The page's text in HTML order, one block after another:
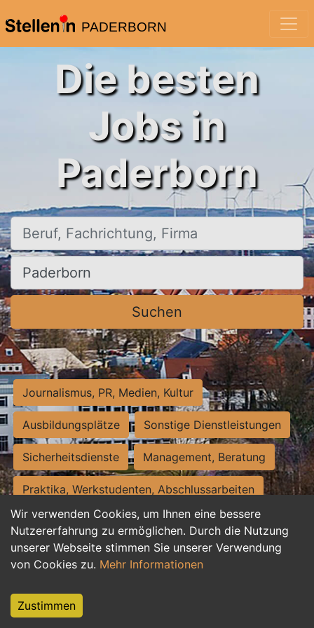
PADERBORN
Wir verwenden Cookies, um Ihnen eine bessere
Nutzererfahrung zu ermöglichen. Durch die Nutzung
unserer Webseite stimmen Sie unserer Verwendung
von Cookies zu. Mehr Informationen
Zustimmen
Die besten
Jobs in
Paderborn
Beruf, Fachrichtung, Firma
Ort, Stadt
Suchen
Journalismus, PR, Medien, Kultur
Ausbildungsplätze Sonstige Dienstleistungen
Sicherheitsdienste Management, Beratung
Praktika, Werkstudenten, Abschlussarbeiten
Personalwesen Assistenz, Sekretariat
Hilfskräfte, Aushilfs- und Nebenjobs
Weiterbildung, Studium, duale Ausbildung